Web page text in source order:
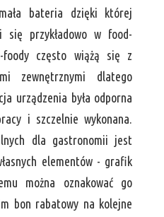
bateria dzięki której
się przykładowo w food-
często wiążą się z
zewnętrznymi dlatego
urządzenia była odporna
i szczelnie wykonana.
dla gastronomii jest
elementów - grafik
można oznakować go
bon rabatowy na kolejne